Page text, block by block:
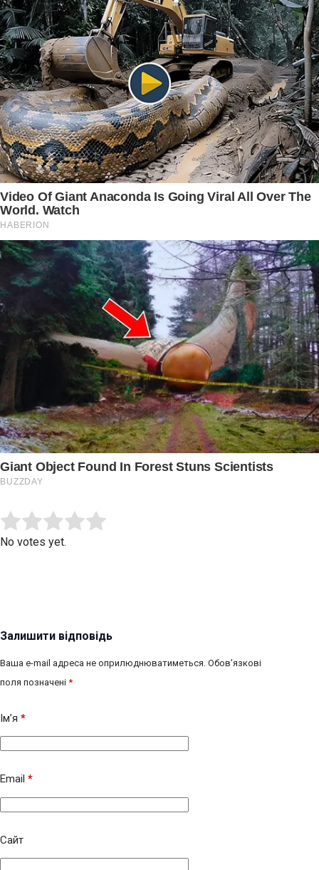
Rate this item:
No votes yet.
Залишити відповідь
Ваша e-mail адреса не оприлюднюватиметься. Обов’язкові
поля позначені *
Ім’я *
Email *
Сайт